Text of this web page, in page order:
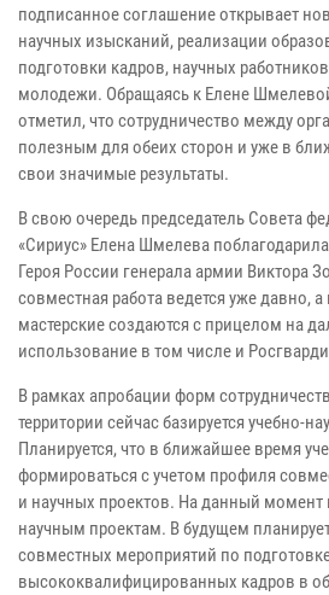
подписанное соглашение открывает
научных изысканий, реализации
подготовки кадров, научных
молодежи. Обращаясь к Елене
отметил, что сотрудничество между
полезным для обеих сторон и уже в
свои значимые результаты.
В свою очередь председатель Совета
«Сириус» Елена Шмелева
Героя России генерала армии Виктора
совместная работа ведется уже давно,
мастерские создаются с прицелом на
использование в том числе и
В рамках апробации форм
территории сейчас базируется учебно-
Планируется, что в ближайшее время
формироваться с учетом профиля
и научных проектов. На данный момент
научным проектам. В будущем
совместных мероприятий по
высококвалифицированных кадров в